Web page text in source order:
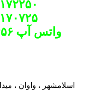
۰۹۳۹۶۰۴۵۴۵۶ واتس آپ
اسلامشهر ، واوان ، میدان امام